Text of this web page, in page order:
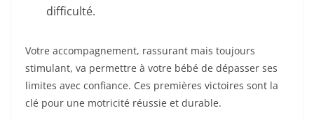
difficulté.
Votre accompagnement, rassurant mais toujours
stimulant, va permettre à votre bébé de dépasser ses
limites avec confiance. Ces premières victoires sont la
clé pour une motricité réussie et durable.